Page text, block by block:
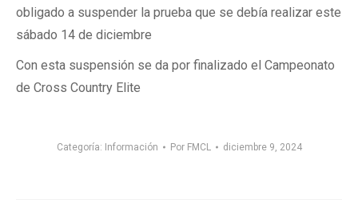
obligado a suspender la prueba que se debía realizar este
sábado 14 de diciembre
Con esta suspensión se da por finalizado el Campeonato
de Cross Country Elite
Categoría: Información Por FMCL diciembre 9, 2024